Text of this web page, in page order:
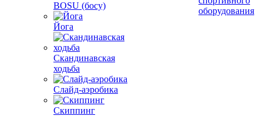
BOSU (босу)
Йога
Скандинавская
ходьба
Слайд-аэробика
Скиппинг
оборудования